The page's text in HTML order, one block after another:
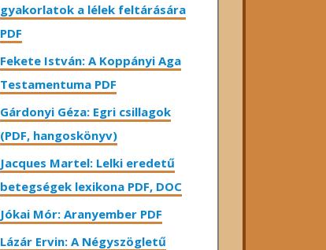
gyakorlatok a lélek feltárására
PDF
Fekete István: A Koppányi Aga
Testamentuma PDF
Gárdonyi Géza: Egri csillagok
(PDF, hangoskönyv)
Jacques Martel: Lelki eredetű
betegségek lexikona PDF, DOC
Jókai Mór: Aranyember PDF
Lázár Ervin: A Négyszögletű